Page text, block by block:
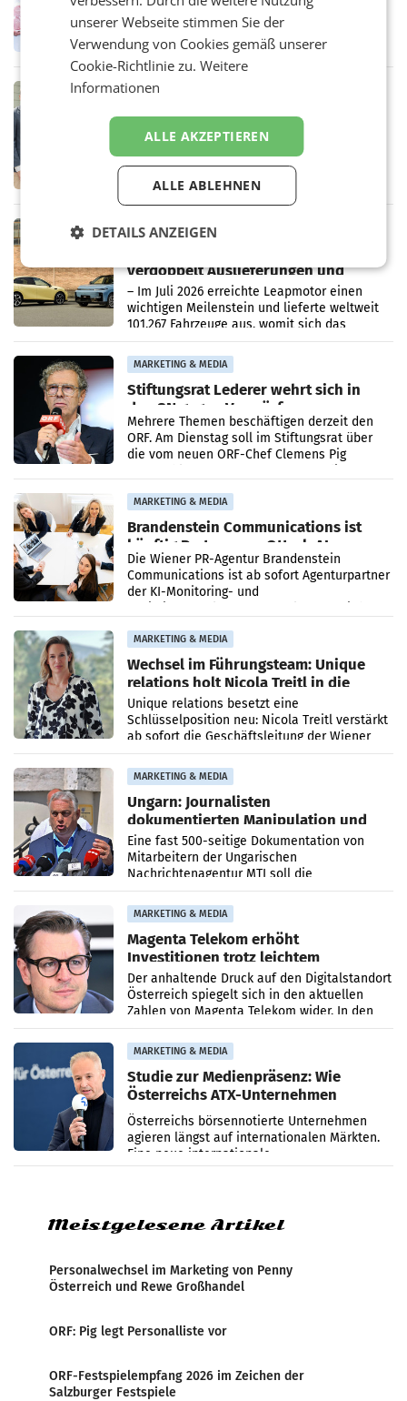
WIENER NEUDORF. – Im Rahmen einer
laufenden Modernisierungsoffensive
erneuert Penny zwei Filialen in Nieder- und
Oberösterreich. Die beiden Standorte liegen
in Haag sowie im rund
RETAIL
Alles bereit für den Wechsel: Jürgen
Albrecht setzt ab 1.1.2027 auf Adeg
WIENER NEUDORF. – Die geplante
Zusammenarbeit zwischen Adeg und dem
Vorarlberger Kaufmann Jürgen Albrecht ist
kartellrechtlich freigegeben: Die
Bundeswettbewerbsbehörde und der
Bundeskartellanwalt
MOBILITY BUSINESS
verdoppelt Auslieferungen und
überschreitet die 100.000er-Marke
– Im Juli 2026 erreichte Leapmotor einen
wichtigen Meilenstein und lieferte weltweit
101.267 Fahrzeuge aus, womit sich das
Ergebnis gegenüber Juli 2025 mehr als
verdoppelte (+102
MARKETING & MEDIA
Stiftungsrat Lederer wehrt sich in
den SN gegen Vorwürfe
Mehrere Themen beschäftigen derzeit den
ORF. Am Dienstag soll im Stiftungsrat über
die vom neuen ORF-Chef Clemens Pig
MARKETING & MEDIA
Brandenstein Communications ist
künftig Partner von OtterlyAI
Die Wiener PR-Agentur Brandenstein
Communications ist ab sofort Agenturpartner
der KI-Monitoring- und
MARKETING & MEDIA
Wechsel im Führungsteam: Unique
relations holt Nicola Treitl in die
Geschäftsleitung
Unique relations besetzt eine
Schlüsselposition neu: Nicola Treitl verstärkt
ab sofort die Geschäftsleitung der Wiener
PR-Agentur an der Seite von Josef Kalina und
Anna Kalina-Mahr.
MARKETING & MEDIA
Ungarn: Journalisten
dokumentierten Manipulation und
Zensur
Eine fast 500-seitige Dokumentation von
Mitarbeitern der Ungarischen
Nachrichtenagentur MTI soll die
systematische Nachrichten-Manipulation und
Zensur bei der Agentur während der Zeit
MARKETING & MEDIA
Magenta Telekom erhöht
Investitionen trotz leichtem
Umsatzrückgang
Der anhaltende Druck auf den Digitalstandort
Österreich spiegelt sich in den aktuellen
Zahlen von Magenta Telekom wider. In den
ersten sechs Monaten des laufenden Jahres
verzeichnete
MARKETING & MEDIA
Studie zur Medienpräsenz: Wie
Österreichs ATX-Unternehmen
international wahrgenommen
werden
Österreichs börsennotierte Unternehmen
agieren längst auf internationalen Märkten.
Eine neue internationale
Medienresonanzanalyse untersucht die
Meistgelesene Artikel
Personalwechsel im Marketing von Penny
Österreich und Rewe Großhandel
ORF: Pig legt Personalliste vor
ORF-Festspielempfang 2026 im Zeichen der
Salzburger Festspiele
unserer Webseite stimmen Sie der
Verwendung von Cookies gemäß unserer
Cookie-Richtlinie zu.Weitere
Informationen
ALLE AKZEPTIEREN
ALLE ABLEHNEN
DETAILS ANZEIGEN